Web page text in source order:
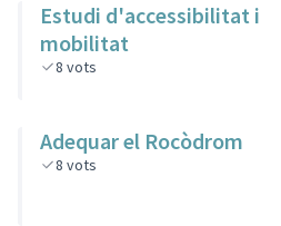
Estudi d'accessibilitat i
mobilitat
8 vots
Adequar el Rocòdrom
8 vots